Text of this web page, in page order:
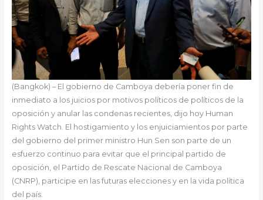
(Bangkok) – El gobierno de Camboya debería poner fin de
inmediato a los juicios por motivos políticos de políticos de la
oposición y anular las condenas recientes, dijo hoy Human
Rights Watch. El hostigamiento y los enjuiciamientos por parte
del gobierno del primer ministro Hun Sen son parte de un
esfuerzo continuo para evitar que el principal partido de
oposición, el Partido de Rescate Nacional de Camboya
(CNRP), participe en las futuras elecciones y en la vida política
del país.